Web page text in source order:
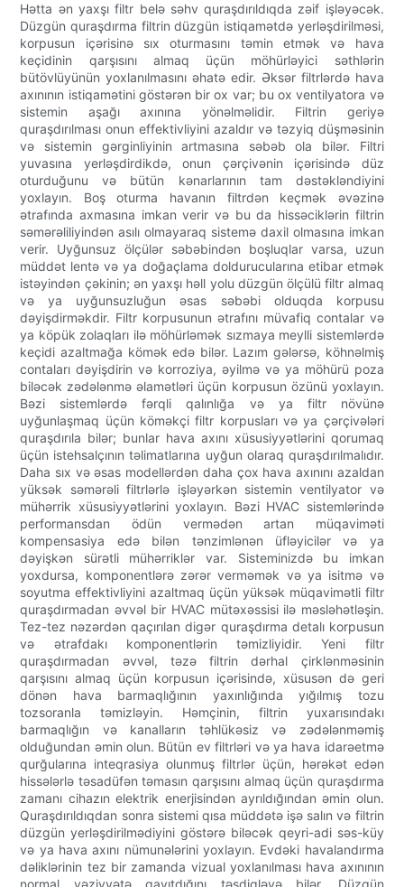
Hətta ən yaxşı filtr belə səhv quraşdırıldıqda zəif işləyəcək.
Düzgün quraşdırma filtrin düzgün istiqamətdə yerləşdirilməsi,
korpusun içərisinə sıx oturmasını təmin etmək və hava
keçidinin qarşısını almaq üçün möhürləyici səthlərin
bütövlüyünün yoxlanılmasını əhatə edir. Əksər filtrlərdə hava
axınının istiqamətini göstərən bir ox var; bu ox ventilyatora və
sistemin aşağı axınına yönəlməlidir. Filtrin geriyə
quraşdırılması onun effektivliyini azaldır və təzyiq düşməsinin
və sistemin gərginliyinin artmasına səbəb ola bilər. Filtri
yuvasına yerləşdirdikdə, onun çərçivənin içərisində düz
oturduğunu və bütün kənarlarının tam dəstəkləndiyini
yoxlayın. Boş oturma havanın filtrdən keçmək əvəzinə
ətrafında axmasına imkan verir və bu da hissəciklərin filtrin
səmərəliliyindən asılı olmayaraq sistemə daxil olmasına imkan
verir. Uyğunsuz ölçülər səbəbindən boşluqlar varsa, uzun
müddət lentə və ya doğaçlama doldurucularına etibar etmək
istəyindən çəkinin; ən yaxşı həll yolu düzgün ölçülü filtr almaq
və ya uyğunsuzluğun əsas səbəbi olduqda korpusu
dəyişdirməkdir. Filtr korpusunun ətrafını müvafiq contalar və
ya köpük zolaqları ilə möhürləmək sızmaya meylli sistemlərdə
keçidi azaltmağa kömək edə bilər. Lazım gələrsə, köhnəlmiş
contaları dəyişdirin və korroziya, əyilmə və ya möhürü poza
biləcək zədələnmə əlamətləri üçün korpusun özünü yoxlayın.
Bəzi sistemlərdə fərqli qalınlığa və ya filtr növünə
uyğunlaşmaq üçün köməkçi filtr korpusları və ya çərçivələri
quraşdırıla bilər; bunlar hava axını xüsusiyyətlərini qorumaq
üçün istehsalçının təlimatlarına uyğun olaraq quraşdırılmalıdır.
Daha sıx və əsas modellərdən daha çox hava axınını azaldan
yüksək səmərəli filtrlərlə işləyərkən sistemin ventilyator və
mühərrik xüsusiyyətlərini yoxlayın. Bəzi HVAC sistemlərində
performansdan ödün vermədən artan müqaviməti
kompensasiya edə bilən tənzimlənən üfləyicilər və ya
dəyişkən sürətli mühərriklər var. Sisteminizdə bu imkan
yoxdursa, komponentlərə zərər verməmək və ya isitmə və
soyutma effektivliyini azaltmaq üçün yüksək müqavimətli filtr
quraşdırmadan əvvəl bir HVAC mütəxəssisi ilə məsləhətləşin.
Tez-tez nəzərdən qaçırılan digər quraşdırma detalı korpusun
və ətrafdakı komponentlərin təmizliyidir. Yeni filtr
quraşdırmadan əvvəl, təzə filtrin dərhal çirklənməsinin
qarşısını almaq üçün korpusun içərisində, xüsusən də geri
dönən hava barmaqlığının yaxınlığında yığılmış tozu
tozsoranla təmizləyin. Həmçinin, filtrin yuxarısındakı
barmaqlığın və kanalların təhlükəsiz və zədələnməmiş
olduğundan əmin olun. Bütün ev filtrləri və ya hava idarəetmə
qurğularına inteqrasiya olunmuş filtrlər üçün, hərəkət edən
hissələrlə təsadüfən təmasın qarşısını almaq üçün quraşdırma
zamanı cihazın elektrik enerjisindən ayrıldığından əmin olun.
Quraşdırıldıqdan sonra sistemi qısa müddətə işə salın və filtrin
düzgün yerləşdirilmədiyini göstərə biləcək qeyri-adi səs-küy
və ya hava axını nümunələrini yoxlayın. Evdəki havalandırma
dəliklərinin tez bir zamanda vizual yoxlanılması hava axınının